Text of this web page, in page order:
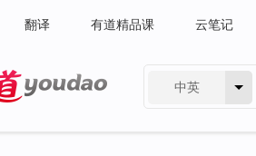
翻译 有道精品课 云笔记
中英